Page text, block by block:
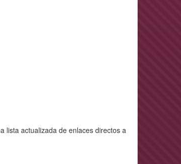
lista actualizada de enlaces directos a